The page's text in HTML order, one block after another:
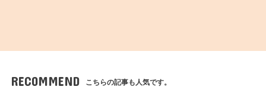
RECOMMEND こちらの記事も人気です。